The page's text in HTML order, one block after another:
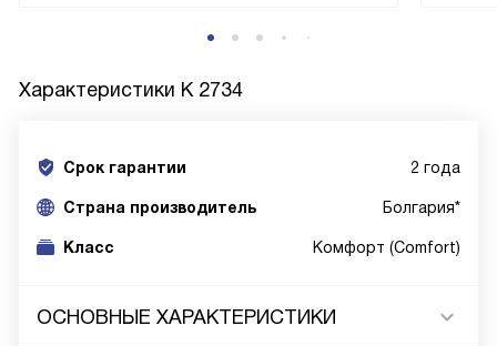
Характеристики K 2734
Срок гарантии 2 года
Cтрана производитель Болгария*
Класс Комфорт (Comfort)
ОСНОВНЫЕ ХАРАКТЕРИСТИКИ